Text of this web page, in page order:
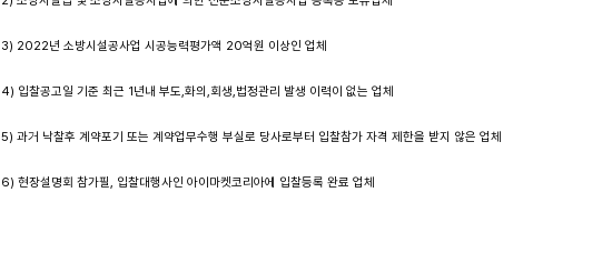
3) 2022년 소방시설공사업 시공능력평가액 20억원 이상인 업체
4) 입찰공고일 기준 최근 1년내 부도,화의,회생,법정관리 발생 이력이 없는 업체
5) 과거 낙찰후 계약포기 또는 계약업무수행 부실로 당사로부터 입찰참가 자격 제한을 받지 않은 업체
6) 현장설명회 참가필, 입찰대행사인 아이마켓코리아에 입찰등록 완료 업체